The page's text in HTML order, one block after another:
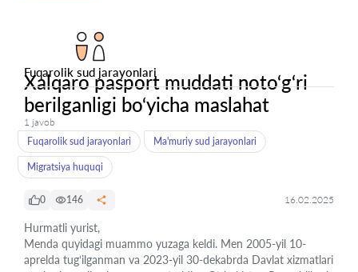
Fuqarolik sud jarayonlari
Xalqaro pasport muddati noto‘g‘ri
berilganligi bo‘yicha maslahat
1 javob
Fuqarolik sud jarayonlari
Ma'muriy sud jarayonlari
Migratsiya huquqi
0 146 16.02.2025
Hurmatli yurist,
Menda quyidagi muammo yuzaga keldi. Men 2005-yil 10-
aprelda tug‘ilganman va 2023-yil 30-dekabrda Davlat xizmatlari